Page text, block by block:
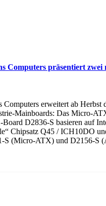
Computers präsentiert zwei
Computers erweitert ab Herbst
Mainboards: Das Micro-
D2836-S basieren auf
Chipsatz Q45 / ICH10DO
S (Micro-ATX) und D2156-S